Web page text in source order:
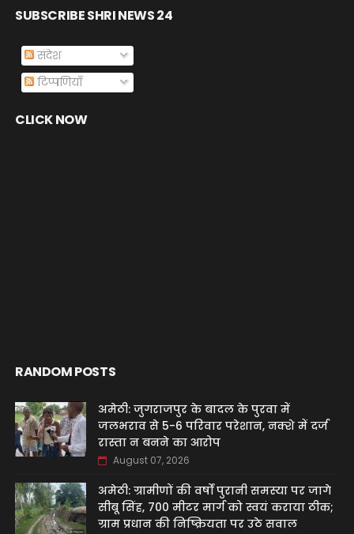
SUBSCRIBE SHRI NEWS 24
संदेश
टिप्पणियाँ
CLICK NOW
RANDOM POSTS
अमेठी: जुगराजपुर के बादल के पुरवा में
जलभराव से 5-6 परिवार परेशान, नक्शे में दर्ज
रास्ता न बनने का आरोप
August 07, 2026
अमेठी: ग्रामीणों की वर्षों पुरानी समस्या पर जागे
सीबू सिंह, 700 मीटर मार्ग को स्वयं कराया ठीक;
ग्राम प्रधान की निष्क्रियता पर उठे सवाल